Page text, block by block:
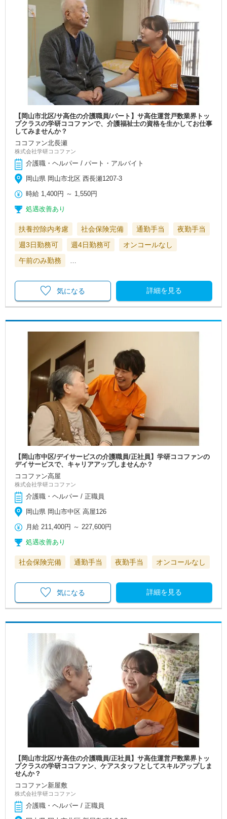
【岡山市北区/サ高住の介護職員/パート】サ高住運営戸数業界トッ
プクラスの学研ココファンで、介護福祉士の資格を生かしてお仕事
してみませんか？
ココファン北長瀬
株式会社学研ココファン
介護職・ヘルパー / パート・アルバイト
岡山県 岡山市北区 西長瀬1207-3
時給 1,400円 ～ 1,550円
処遇改善あり
扶養控除内考慮 社会保険完備 通勤手当
夜勤手当
週3日勤務可
週4日勤務可
オンコールなし
午前のみ勤務
…
詳細を見る
気になる
【岡山市中区/デイサービスの介護職員/正社員】学研ココファンの
デイサービスで、キャリアアップしませんか？
ココファン高屋
株式会社学研ココファン
介護職・ヘルパー / 正職員
岡山県 岡山市中区 高屋126
月給 211,400円 ～227,600円
処遇改善あり
社会保険完備 通勤手当 夜勤手当 オンコールなし
詳細を見る
気になる
【岡山市北区/サ高住の介護職員/正社員】サ高住運営戸数業界トッ
プクラスの学研ココファン、ケアスタッフとしてスキルアップしま
せんか？
ココファン新屋敷
株式会社学研ココファン
介護職・ヘルパー / 正職員